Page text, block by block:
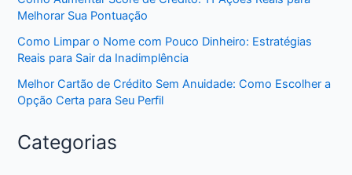
Melhorar Sua Pontuação
Como Limpar o Nome com Pouco Dinheiro: Estratégias
Reais para Sair da Inadimplência
Melhor Cartão de Crédito Sem Anuidade: Como Escolher a
Opção Certa para Seu Perfil
Categorias